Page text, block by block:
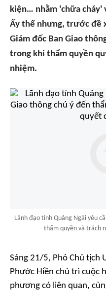
kiện… nhằm 'chữa cháy'
Ấy thế nhưng, trước đề
Giám đốc Ban Giao
trong khi thẩm quyền
nhiệm.
Lãnh đạo tỉnh Quảng Ngãi yêu
thẩm quyền và trách
Sáng 21/5, Phó Chủ tịch
Phước Hiền chủ trì cuộc
phương có liên quan,